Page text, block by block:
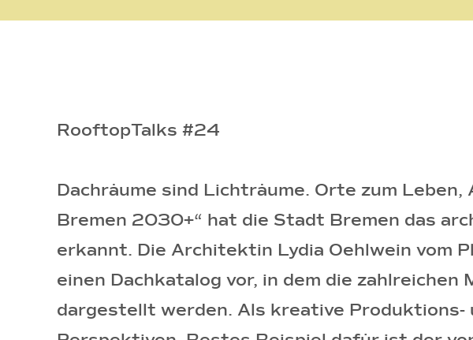
RooftopTalks #24
Dachräume sind Lichträume. Orte zum
Bremen 2030+“ hat die Stadt Bremen das
erkannt. Die Architektin Lydia Oehlwein vom
einen Dachkatalog vor, in dem die
dargestellt werden. Als kreative